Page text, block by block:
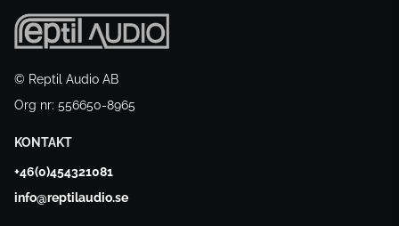
© Reptil Audio AB
Org nr: 556650-8965
KONTAKT
+46(0)454321081
info@reptilaudio.se